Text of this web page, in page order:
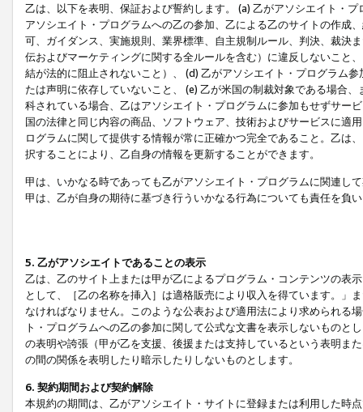
乙は、以下を表明、保証および誓約します。 (a) 乙がアソシエイト・
アソシエイト・プログラムへの乙の参加、乙による乙のサイトの作成
可、ガイダンス、実施規則、業界標準、自主規制ルール、判決、裁決
伝およびマーケティングに関する全ルールを含む）に違反しないこと
結が法的に阻止されないこと）、 (d) 乙がアソシエイト・プログラム
たは声明に依存していないこと、 (e) 乙が米国の制裁対象である場合
科されている場合、乙はアソシエイト・プログラムに参加もせずサー
国の法律と同じ内容の商品、ソフトウェア、技術およびサービスに適
ログラムに関して提供する情報が常に正確かつ完全であること。乙は
択することにより、乙自身の情報を更新することができます。
甲は、いかなる時であっても乙がアソシエイト・プログラムに関連し
甲は、乙が自身の期待に基づき行ういかなる行為についても責任を負
5. 乙がアソシエイトであることの表示
乙は、乙のサイト上または甲が乙によるプログラム・コンテンツの表
として、［乙の名称を挿入］は適格販売により収入を得ています。」
なければなりません。このような公表および適用法により求められる
ト・プログラムへの乙の参加に関して公式な文書を表示しないもの
の表明や誇張（甲が乙を支援、後援または支持しているという表明ま
の間の関係を表明したり暗示したりしないものとします。
6. 契約期間および契約解除
本規約の期間は、乙がアソシエイト・サイトに登録または利用した時